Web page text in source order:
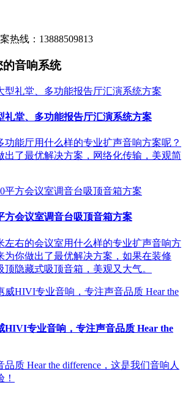
热线：13888509813
音响系统
礼堂、多功能报告厅汇演系统方案
功能厅用什么样的专业扩声音响方案呢？
出了最优解决方案，网络化传输，美观简
方会议室调音台吸顶音箱方案
左右的会议室用什么样的专业扩声音响方
为你做出了最优解决方案，如果在装修
顶隐藏式吸顶音箱，美观又大气。
HIVI专业音响，专注声音品质 Hear the
质 Hear the difference，这是我们音响人